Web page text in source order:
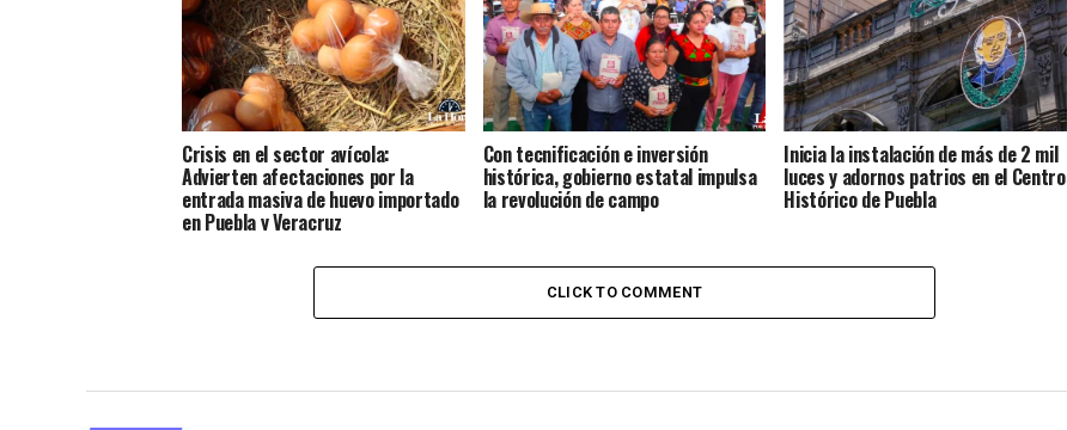
Crisis en el sector avícola:
Advierten afectaciones por la
entrada masiva de huevo importado
en Puebla y Veracruz
Con tecnificación e inversión
histórica, gobierno estatal impulsa
la revolución de campo
Inicia la instalación de más de 2 mil
luces y adornos patrios en el Centro
Histórico de Puebla
CLICK TO COMMENT